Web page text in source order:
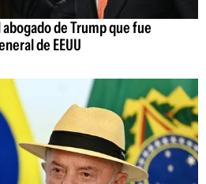
de Trump que fue
de EEUU